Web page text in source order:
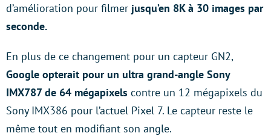
d’amélioration pour filmer jusqu’en 8K à 30 images par
seconde.
En plus de ce changement pour un capteur GN2,
Google opterait pour un ultra grand-angle Sony
IMX787 de 64 mégapixels contre un 12 mégapixels du
Sony IMX386 pour l’actuel Pixel 7. Le capteur reste le
même tout en modifiant son angle.